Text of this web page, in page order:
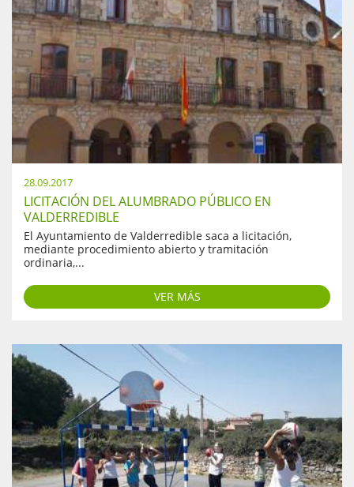
28.09.2017
LICITACIÓN DEL ALUMBRADO PÚBLICO EN
VALDERREDIBLE
El Ayuntamiento de Valderredible saca a licitación,
mediante procedimiento abierto y tramitación
ordinaria,...
VER MÁS